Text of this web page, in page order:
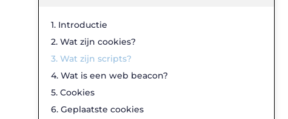
1. Introductie
2. Wat zijn cookies?
3. Wat zijn scripts?
4. Wat is een web beacon?
5. Cookies
6. Geplaatste cookies